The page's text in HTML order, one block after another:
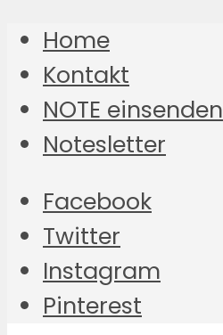
Home
Kontakt
NOTE einsenden
Notesletter
Facebook
Twitter
Instagram
Pinterest